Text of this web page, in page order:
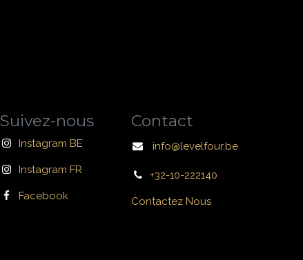
Suivez-nous
Instagram BE
Instagram FR
Facebook
Contact
info@levelfour.be
+32-10-222140
Contactez Nous